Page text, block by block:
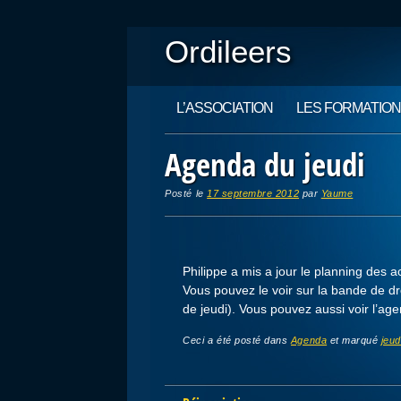
Ordileers
Main menu
content
L’ASSOCIATION LES
Agenda du jeudi
Posté le 17 septembre 2012 par Yaume
Philippe a mis a jour le planning des
Vous pouvez le voir sur la bande de
de jeudi). Vous pouvez aussi voir
Ceci a été posté dans Agenda et marqué